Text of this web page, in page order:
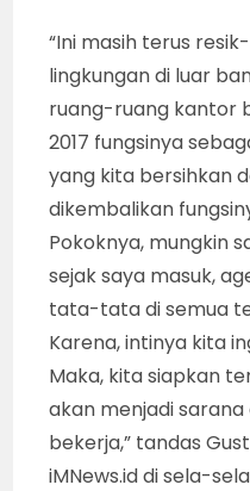
“Ini masih terus
lingkungan di luar
ruang-ruang kantor
2017 fungsinya
yang kita bersihkan
dikembalikan
Pokoknya, mungkin
sejak saya masuk,
tata-tata di semua
Karena, intinya kita
Maka, kita siapkan
akan menjadi
bekerja,” tandas
iMNews.id di sela-